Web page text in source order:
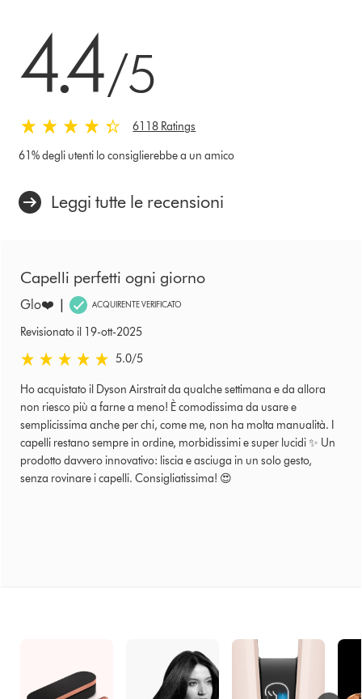
4.4/5
6118 Ratings
61% degli utenti lo consiglierebbe a un amico
Leggi tutte le recensioni
Capelli perfetti ogni giorno
Glo❤️ | ACQUIRENTE VERIFICATO
Revisionato il 19-ott-2025
5.0 stelle su 5 da Revisionato il 19-ott-2025 Ratings
5.0/5
Ho acquistato il Dyson Airstrait da qualche settimana e da allora
non riesco più a farne a meno! È comodissima da usare e
semplicissima anche per chi, come me, non ha molta manualità. I
capelli restano sempre in ordine, morbidissimi e super lucidi ✨ Un
prodotto davvero innovativo: liscia e asciuga in un solo gesto,
senza rovinare i capelli. Consigliatissima! 😍